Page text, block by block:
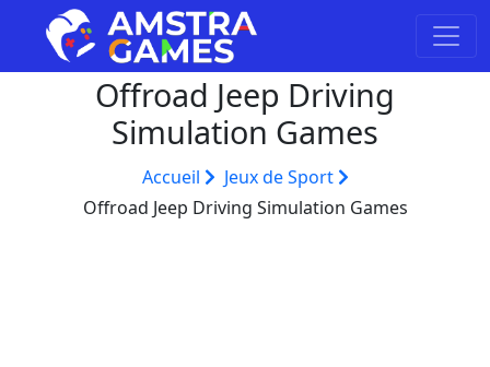
Offroad Jeep Driving
Simulation Games
Accueil
Jeux de Sport
Offroad Jeep Driving Simulation Games